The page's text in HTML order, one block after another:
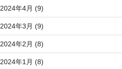
2024年4月 (9)
2024年3月 (9)
2024年2月 (8)
2024年1月 (8)